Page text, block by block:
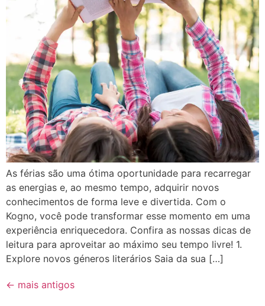
As férias são uma ótima oportunidade para recarregar
as energias e, ao mesmo tempo, adquirir novos
conhecimentos de forma leve e divertida. Com o
Kogno, você pode transformar esse momento em uma
experiência enriquecedora. Confira as nossas dicas de
leitura para aproveitar ao máximo seu tempo livre! 1.
Explore novos géneros literários Saia da sua […]
← mais antigos